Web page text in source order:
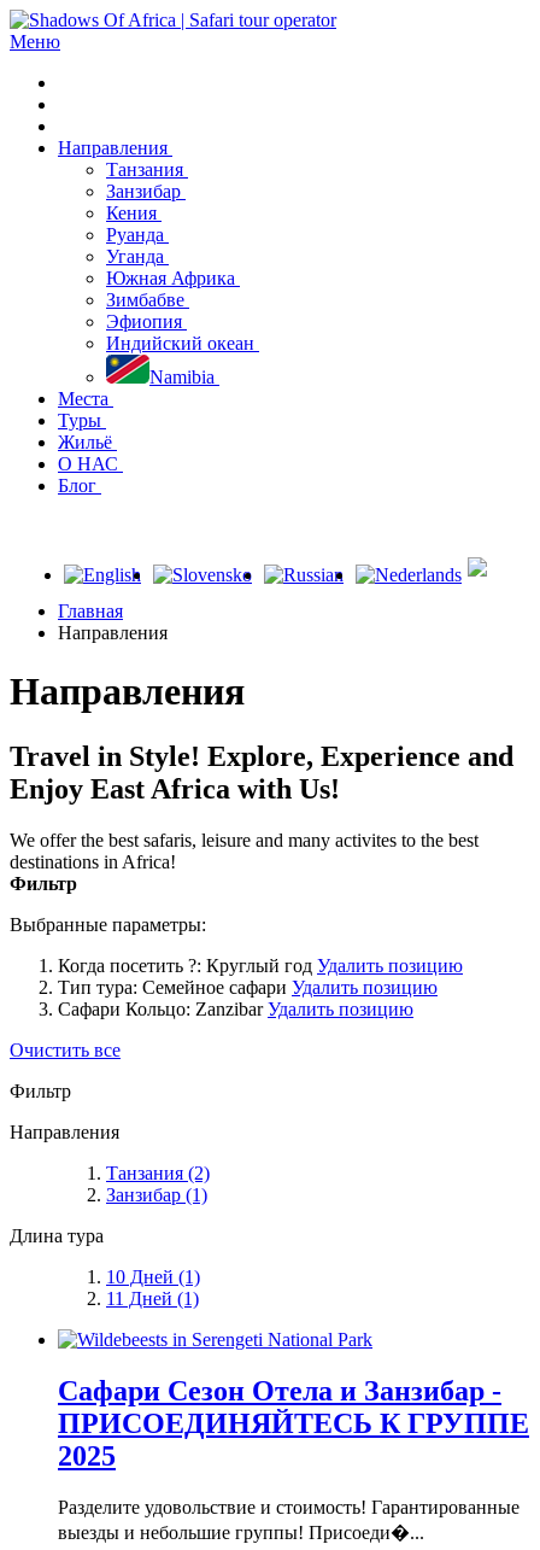
Меню
Направления
Танзания
Занзибар
Кения
Руанда
Уганда
Южная Африка
Зимбабве
Эфиопия
Индийский океан
Namibia
Места
Туры
Жильё
О НАС
Блог
Главная
Направления
Направления
Travel in Style! Explore, Experience and
Enjoy East Africa with Us!
We offer the best safaris, leisure and many activites to the best
destinations in Africa!
Фильтр
Выбранные параметры:
Когда посетить ?: Круглый год Удалить позицию
Тип тура: Семейное сафари Удалить позицию
Сафари Кольцо: Zanzibar Удалить позицию
Очистить все
Фильтр
Направления
Танзания (2)
Занзибар (1)
Длина тура
10 Дней (1)
11 Дней (1)
Сафари Сезон Отела и Занзибар -
ПРИСОЕДИНЯЙТЕСЬ К ГРУППЕ
2025
Разделите удовольствие и стоимость! Гарантированные
выезды и небольшие группы! Присоеди�...